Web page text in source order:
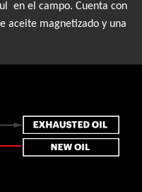
en el campo. Cuenta con
aceite magnetizado y una